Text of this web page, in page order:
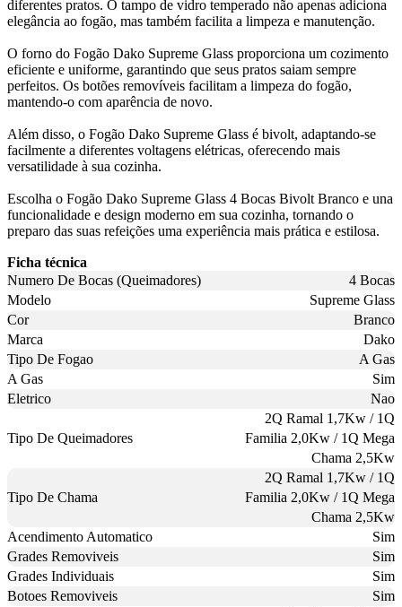
diferentes pratos. O tampo de vidro temperado não apenas adiciona
elegância ao fogão, mas também facilita a limpeza e manutenção.
O forno do Fogão Dako Supreme Glass proporciona um cozimento
eficiente e uniforme, garantindo que seus pratos saiam sempre
perfeitos. Os botões removíveis facilitam a limpeza do fogão,
mantendo-o com aparência de novo.
Além disso, o Fogão Dako Supreme Glass é bivolt, adaptando-se
facilmente a diferentes voltagens elétricas, oferecendo mais
versatilidade à sua cozinha.
Escolha o Fogão Dako Supreme Glass 4 Bocas Bivolt Branco e una
funcionalidade e design moderno em sua cozinha, tornando o
preparo das suas refeições uma experiência mais prática e estilosa.
Ficha técnica
Numero De Bocas (Queimadores)
4 Bocas
Modelo
Supreme Glass
Cor
Branco
Marca
Dako
Tipo De Fogao
A Gas
A Gas
Sim
Eletrico
Nao
Tipo De Queimadores
2Q Ramal 1,7Kw / 1Q
Familia 2,0Kw / 1Q Mega
Chama 2,5Kw
Tipo De Chama
2Q Ramal 1,7Kw / 1Q
Familia 2,0Kw / 1Q Mega
Chama 2,5Kw
Acendimento Automatico
Sim
Grades Removiveis
Sim
Grades Individuais
Sim
Botoes Removiveis
Sim